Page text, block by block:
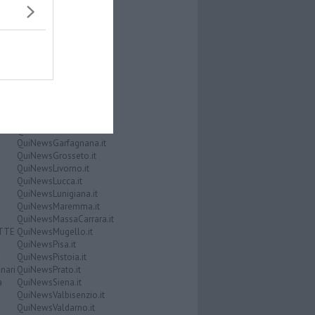
QuiNewsAbetone.it
QuiNewsAmiata.it
QuiNewsAnimali.it
QuiNewsChianti.it
QuiNewsGarfagnana.it
QuiNewsGrosseto.it
QuiNewsLivorno.it
QuiNewsLucca.it
QuiNewsLunigiana.it
QuiNewsMaremma.it
QuiNewsMassaCarrara.it
QuiNewsMugello.it
QuiNewsPisa.it
QuiNewsPistoia.it
QuiNewsPrato.it
QuiNewsSiena.it
QuiNewsValbisenzio.it
QuiNewsValdarno.it